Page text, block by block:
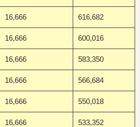
16,666 616,682
16,666 600,016
16,666 583,350
16,666 566,684
16,666 550,018
16,666 533,352